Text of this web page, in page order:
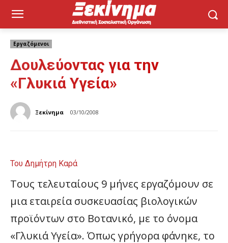
Εργαζόμενοι
Δουλεύοντας για την
«Γλυκιά Υγεία»
Ξεκίνημα 03/10/2008
Του Δημήτρη Καρά
Τους τελευταίους 9 μήνες εργαζόμουν σε
μια εταιρεία συσκευασίας βιολογικών
προϊόντων στο Βοτανικό, με το όνομα
«Γλυκιά Υγεία». Όπως γρήγορα φάνηκε, το